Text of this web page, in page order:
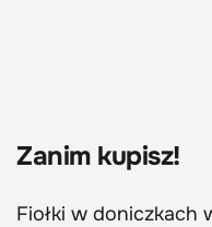
Zanim kupisz!
Fiołki w doniczkach